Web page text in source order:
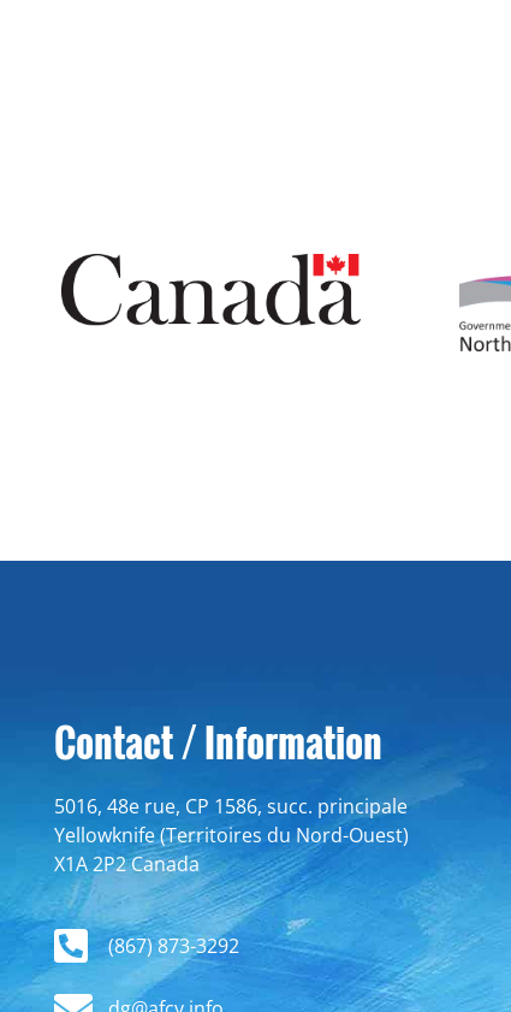
Contact / Information
5016, 48e rue, CP 1586, succ. principale
Yellowknife (Territoires du Nord-Ouest)
X1A 2P2 Canada
(867) 873-3292